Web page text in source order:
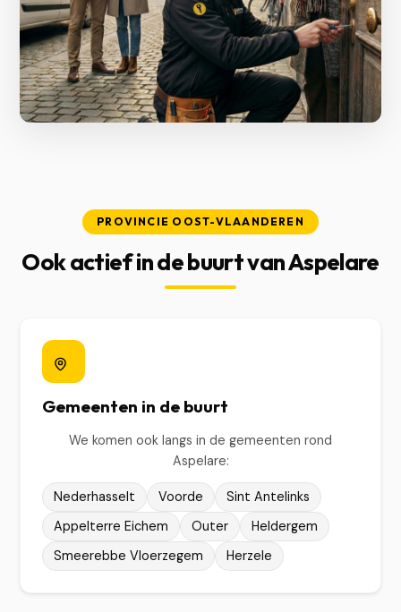
PROVINCIE OOST-VLAANDEREN
Ook actief in de buurt van Aspelare
Gemeenten in de buurt
We komen ook langs in de gemeenten rond
Aspelare:
Nederhasselt Voorde
Sint Antelinks
Appelterre Eichem
Outer
Heldergem
Smeerebbe Vloerzegem
Herzele